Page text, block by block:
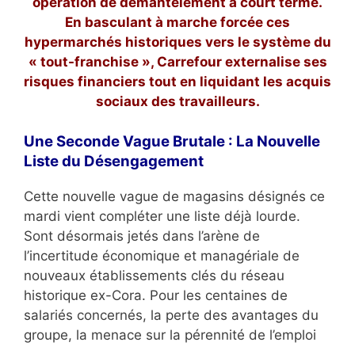
En basculant à marche forcée ces
hypermarchés historiques vers le système du
« tout-franchise », Carrefour externalise ses
risques financiers tout en liquidant les acquis
sociaux des travailleurs.
Une Seconde Vague Brutale : La Nouvelle
Liste du Désengagement
Cette nouvelle vague de magasins désignés ce
mardi vient compléter une liste déjà lourde.
Sont désormais jetés dans l’arène de
l’incertitude économique et managériale de
nouveaux établissements clés du réseau
historique ex-Cora. Pour les centaines de
salariés concernés, la perte des avantages du
groupe, la menace sur la pérennité de l’emploi